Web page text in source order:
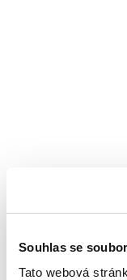
Souhlas se
Tato webová